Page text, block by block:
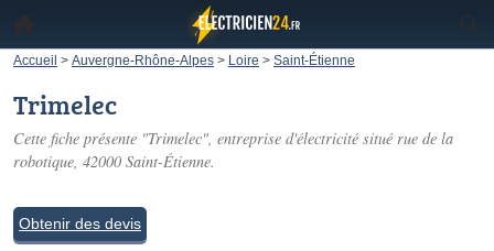
Accueil > Auvergne-Rhône-Alpes > Loire > Saint-Étienne
Trimelec
Cette fiche présente "Trimelec", entreprise d'électricité situé rue de la
robotique, 42000 Saint-Étienne.
Obtenir des devis